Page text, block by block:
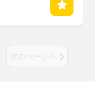
次のページへ